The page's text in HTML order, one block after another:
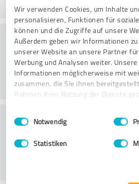
Wir verwenden Cookies, um Inhalte
personalisieren, Funktionen für
können und die Zugriffe auf unsere
Außerdem geben wir Informationen
unserer Website an unsere Partner
Werbung und Analysen weiter.
Informationen möglicherweise mit
zusammen, die Sie ihnen
Rahmen Ihrer Nutzung der Dienste
Impressum
Einwilligungsauswahl
Notwendig
Statistiken